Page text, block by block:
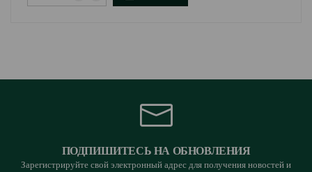
ПОДПИШИТЕСЬ НА ОБНОВЛЕНИЯ
Зарегистрируйте свой электронный адрес для получения новостей и